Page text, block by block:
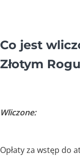
Co jest
Złotym
Wliczone:
Opłaty za wstęp do